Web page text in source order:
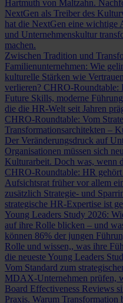
Hartmuth von Maltzahn.
NextGen als Treiber des
hat die NextGen eine wichtige
und Unternehmenskultur
machen.
Zwischen Tradition und
Familienunternehmen: Wie
kulturelle Stärken wie
verlieren? CHRO-Roundtable:
Future Skills, moderne
die die HR-Welt seit Jahren
CHRO-Roundtable: Vom
Transformationsarchitekten –
Der Veränderungsdruck auf
Organisationen müssen sich
Kulturarbeit. Doch was, wenn
CHRO-Roundtable: HR
Aufsichtsrat früher vor allem
zusätzlich Strategie- und
strategische HR-Expertise ist
Young Leaders Study 2026:
auf ihre Rolle blicken – und
können 86% der jungen
Rolle und wissen,, was ihre
die neueste Young Leaders
Vom Standard zum
MDAX-Unternehmen prüfen,
Board Effectiveness Reviews
Praxis. Warum Transformation